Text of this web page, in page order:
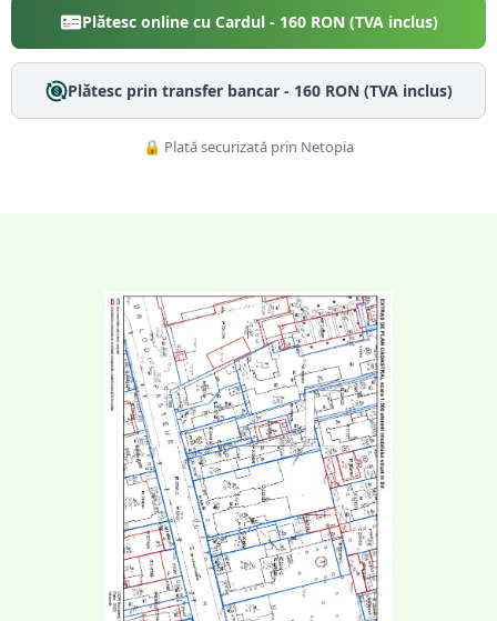
Plătesc online cu Cardul - 160RON (TVA inclus)
Plătesc prin transfer bancar - 160RON (TVA inclus)
🔒 Plată securizată prin Netopia